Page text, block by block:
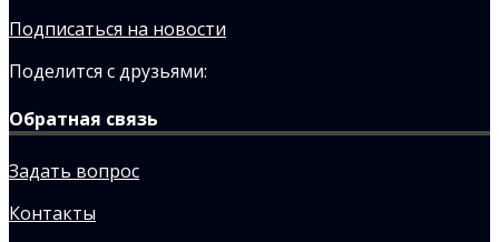
Подписаться на новости
Поделится с друзьями:
Обратная связь
Задать вопрос
Контакты